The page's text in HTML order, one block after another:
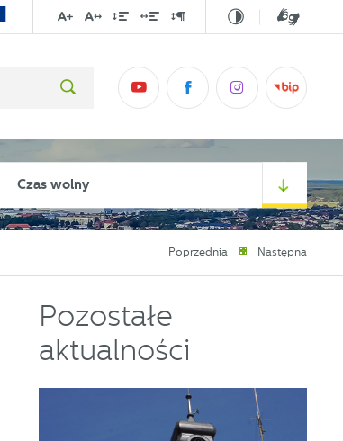
Czas wolny
Poprzednia Następna
Pozostałe
aktualności